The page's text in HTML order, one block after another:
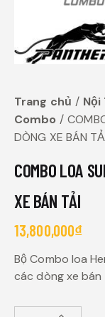
Trang chủ Nội
Combo
DÒNG XE BÁN
COMBO LOA
XE BÁN TẢI
13,800,000₫
Bộ Combo loa
các dòng xe